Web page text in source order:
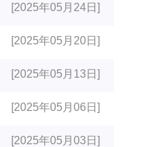
[2025年05月24日]
[2025年05月20日]
[2025年05月13日]
[2025年05月06日]
[2025年05月03日]